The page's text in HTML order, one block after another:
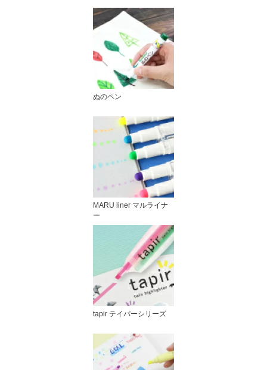
ぬのペン
MARU liner マルライナ
ー
tapir テイパーシリーズ